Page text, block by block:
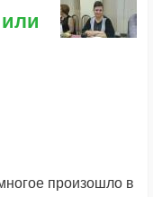
произошло в